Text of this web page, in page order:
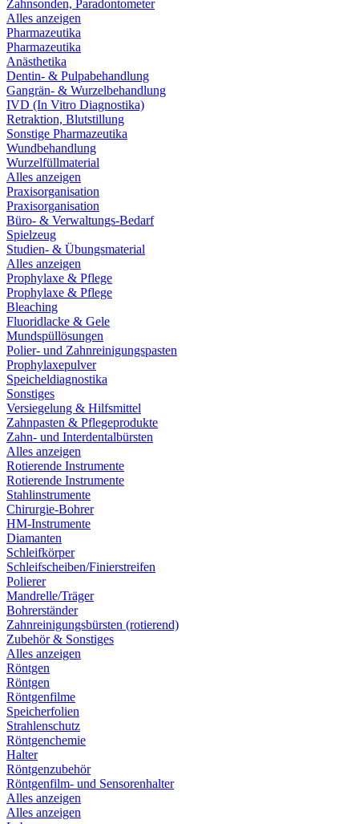
Zahnsonden, Paradontometer
Alles anzeigen
Pharmazeutika
Pharmazeutika
Anästhetika
Dentin- & Pulpabehandlung
Gangrän- & Wurzelbehandlung
IVD (In Vitro Diagnostika)
Retraktion, Blutstillung
Sonstige Pharmazeutika
Wundbehandlung
Wurzelfüllmaterial
Alles anzeigen
Praxisorganisation
Praxisorganisation
Büro- & Verwaltungs-Bedarf
Spielzeug
Studien- & Übungsmaterial
Alles anzeigen
Prophylaxe & Pflege
Prophylaxe & Pflege
Bleaching
Fluoridlacke & Gele
Mundspüllösungen
Polier- und Zahnreinigungspasten
Prophylaxepulver
Speicheldiagnostika
Sonstiges
Versiegelung & Hilfsmittel
Zahnpasten & Pflegeprodukte
Zahn- und Interdentalbürsten
Alles anzeigen
Rotierende Instrumente
Rotierende Instrumente
Stahlinstrumente
Chirurgie-Bohrer
HM-Instrumente
Diamanten
Schleifkörper
Schleifscheiben/Finierstreifen
Polierer
Mandrelle/Träger
Bohrerständer
Zahnreinigungsbürsten (rotierend)
Zubehör & Sonstiges
Alles anzeigen
Röntgen
Röntgen
Röntgenfilme
Speicherfolien
Strahlenschutz
Röntgenchemie
Halter
Röntgenzubehör
Röntgenfilm- und Sensorenhalter
Alles anzeigen
Alles anzeigen